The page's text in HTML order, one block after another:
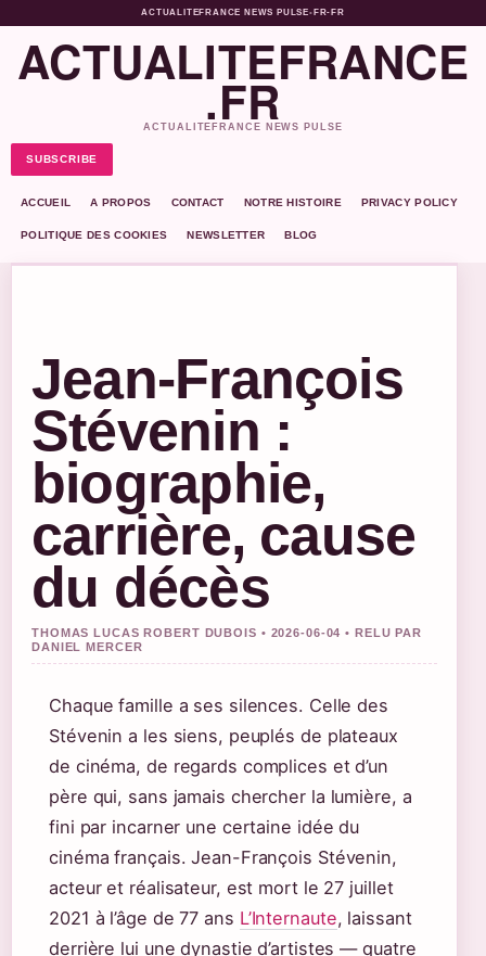
ACTUALITEFRANCE NEWS PULSE• FR-FR
ACTUALITEFRANCE
.FR
ACTUALITEFRANCE NEWS PULSE
SUBSCRIBE
ACCUEIL A PROPOS CONTACT NOTRE HISTOIRE PRIVACY POLICY
POLITIQUE DES COOKIES NEWSLETTER BLOG
Jean-François
Stévenin :
biographie,
carrière, cause
du décès
THOMAS LUCAS ROBERT DUBOIS • 2026-06-04 • RELU PAR
DANIEL MERCER
Chaque famille a ses silences. Celle des
Stévenin a les siens, peuplés de plateaux
de cinéma, de regards complices et d’un
père qui, sans jamais chercher la lumière, a
fini par incarner une certaine idée du
cinéma français. Jean-François Stévenin,
acteur et réalisateur, est mort le 27 juillet
2021 à l’âge de 77 ans L’Internaute, laissant
derrière lui une dynastie d’artistes — quatre